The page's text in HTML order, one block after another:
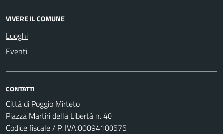
VIVERE IL COMUNE
Luoghi
Eventi
CONTATTI
Città di Poggio Mirteto
Piazza Martiri della Libertà n. 40
Codice fiscale / P. IVA:00094100575